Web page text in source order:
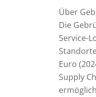
Über
Die
Service-
Euro
Supply